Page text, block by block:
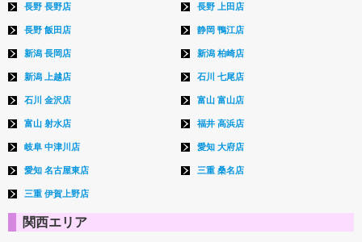
長野 長野店 長野 上田店
長野 飯田店 静岡 鴨江店
新潟 長岡店 新潟 柏崎店
新潟 上越店 石川 七尾店
石川 金沢店 富山 富山店
富山 射水店 福井 高浜店
岐阜 中津川店 愛知 大府店
愛知 名古屋東店 三重 桑名店
三重 伊賀上野店
関西エリア